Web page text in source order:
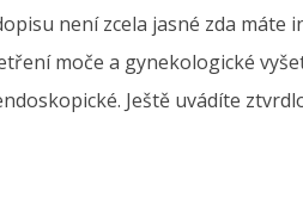
není zcela jasné zda
moče a gynekologické
Ještě uvádíte